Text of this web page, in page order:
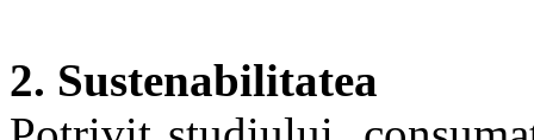
2. Sustenabilitatea